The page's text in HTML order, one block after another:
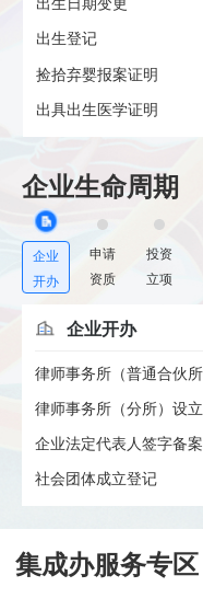
出生登记
捡拾弃婴报案证明
出具出生医学证明
企业生命周期
企业
开办
申请
资质
投资
立项
企业开办
企业法定代表人签字备案
社会团体成立登记
集成办服务专区